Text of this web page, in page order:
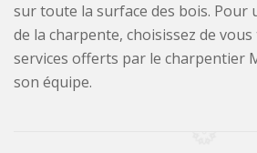
sur toute la surface des bois.
de la charpente, choisissez de
services offerts par le charpentier
son équipe.